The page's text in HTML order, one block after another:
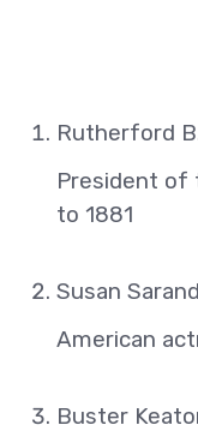
Rutherford
President of
to 1881
Susan
American
Buster